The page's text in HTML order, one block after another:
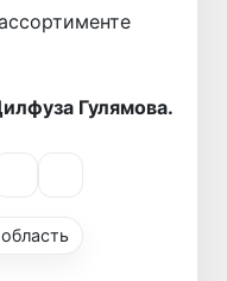
Гулямова.